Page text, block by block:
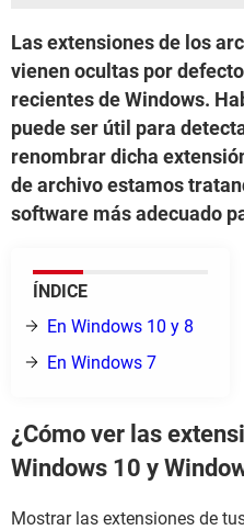
Las extensiones de los
vienen ocultas por
recientes de Windows.
puede ser útil para
renombrar dicha
de archivo estamos
software más adecuado
ÍNDICE
En Windows 10 y 8
En Windows 7
¿Cómo ver las
Windows 10 y
Mostrar las extensiones de